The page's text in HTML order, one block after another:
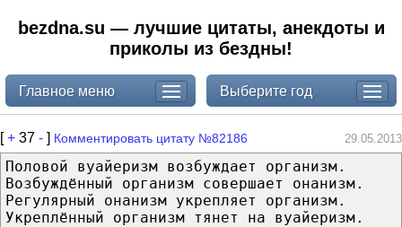
bezdna.su — лучшие цитаты, анекдоты и
приколы из бездны!
Главное меню Выберите год
[+ 37 - ] Комментировать цитату №82186 29.05.2013
Половой вуайеризм возбуждает организм.
Возбуждённый организм совершает онанизм.
Регулярный онанизм укрепляет организм.
Укреплённый организм тянет на вуайеризм.